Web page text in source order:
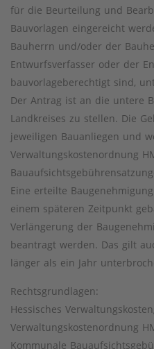
für die Beurteilung und
Bauvorlagen eingereicht
Bauherrn und/oder der
Entwurfsverfasser oder der
bauvorlageberechtigt sind,
Der Antrag ist an die untere
Landkreises zu stellen. Die
jeweiligen Bauanliegen und
Verwaltungskostenordnung
Eine erteilte
einem späteren Zeitpunkt
Verlängerung der
beantragt werden. Das gilt
länger als ein Jahr
Rechtsgrundlagen:
Hessisches
Verwaltungskostenordnung
Kommunale